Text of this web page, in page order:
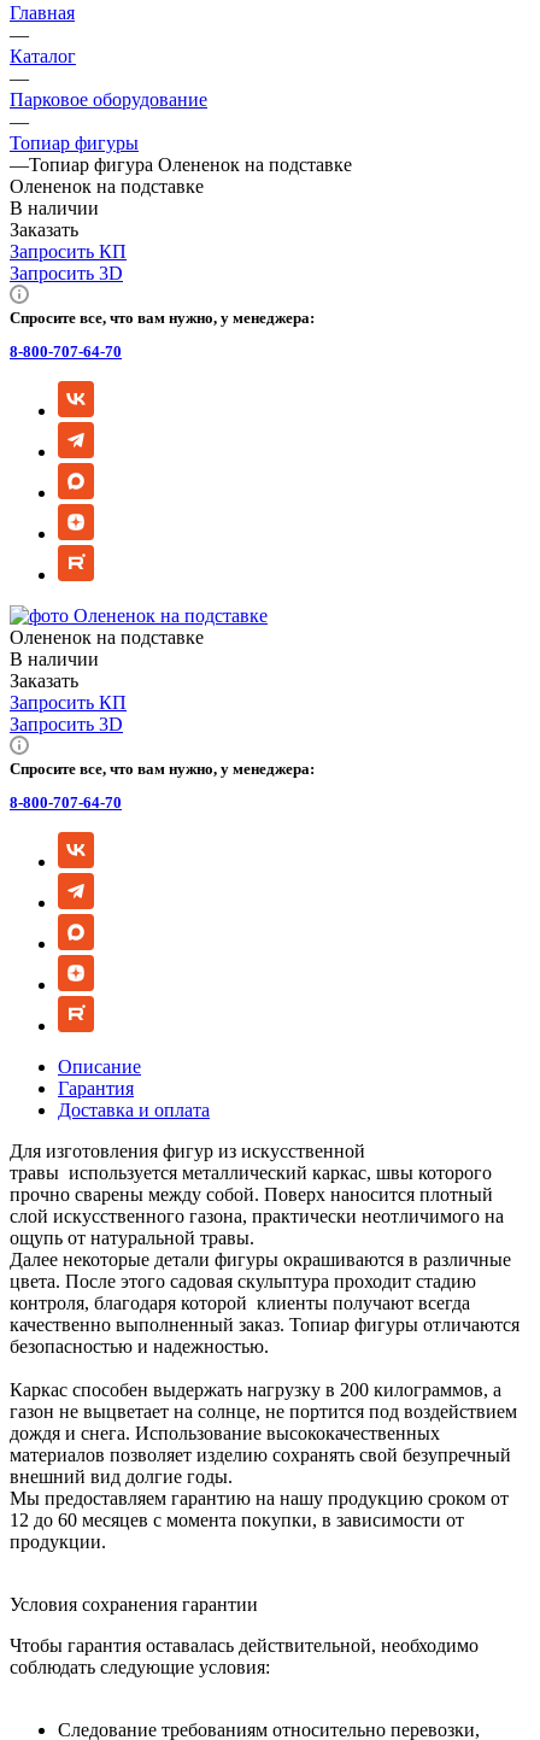
Главная
—
Каталог
—
Парковое оборудование
—
Топиар фигуры
—Топиар фигура Олененок на подставке
Олененок на подставке
В наличии
Заказать
Запросить КП
Запросить 3D
Спросите все, что вам нужно, у менеджера:
8-800-707-64-70
Олененок на подставке
В наличии
Заказать
Запросить КП
Запросить 3D
Спросите все, что вам нужно, у менеджера:
8-800-707-64-70
Описание
Гарантия
Доставка и оплата
Для изготовления фигур из искусственной
травы используется металлический каркас, швы которого
прочно сварены между собой. Поверх наносится плотный
слой искусственного газона, практически неотличимого на
ощупь от натуральной травы.
Далее некоторые детали фигуры окрашиваются в различные
цвета. После этого садовая скульптура проходит стадию
контроля, благодаря которой клиенты получают всегда
качественно выполненный заказ. Топиар фигуры отличаются
безопасностью и надежностью.
Каркас способен выдержать нагрузку в 200 килограммов, а
газон не выцветает на солнце, не портится под воздействием
дождя и снега. Использование высококачественных
материалов позволяет изделию сохранять свой безупречный
внешний вид долгие годы.
Мы предоставляем гарантию на нашу продукцию сроком от
12 до 60 месяцев с момента покупки, в зависимости от
продукции.
Условия сохранения гарантии
Чтобы гарантия оставалась действительной, необходимо
соблюдать следующие условия:
Следование требованиям относительно перевозки,